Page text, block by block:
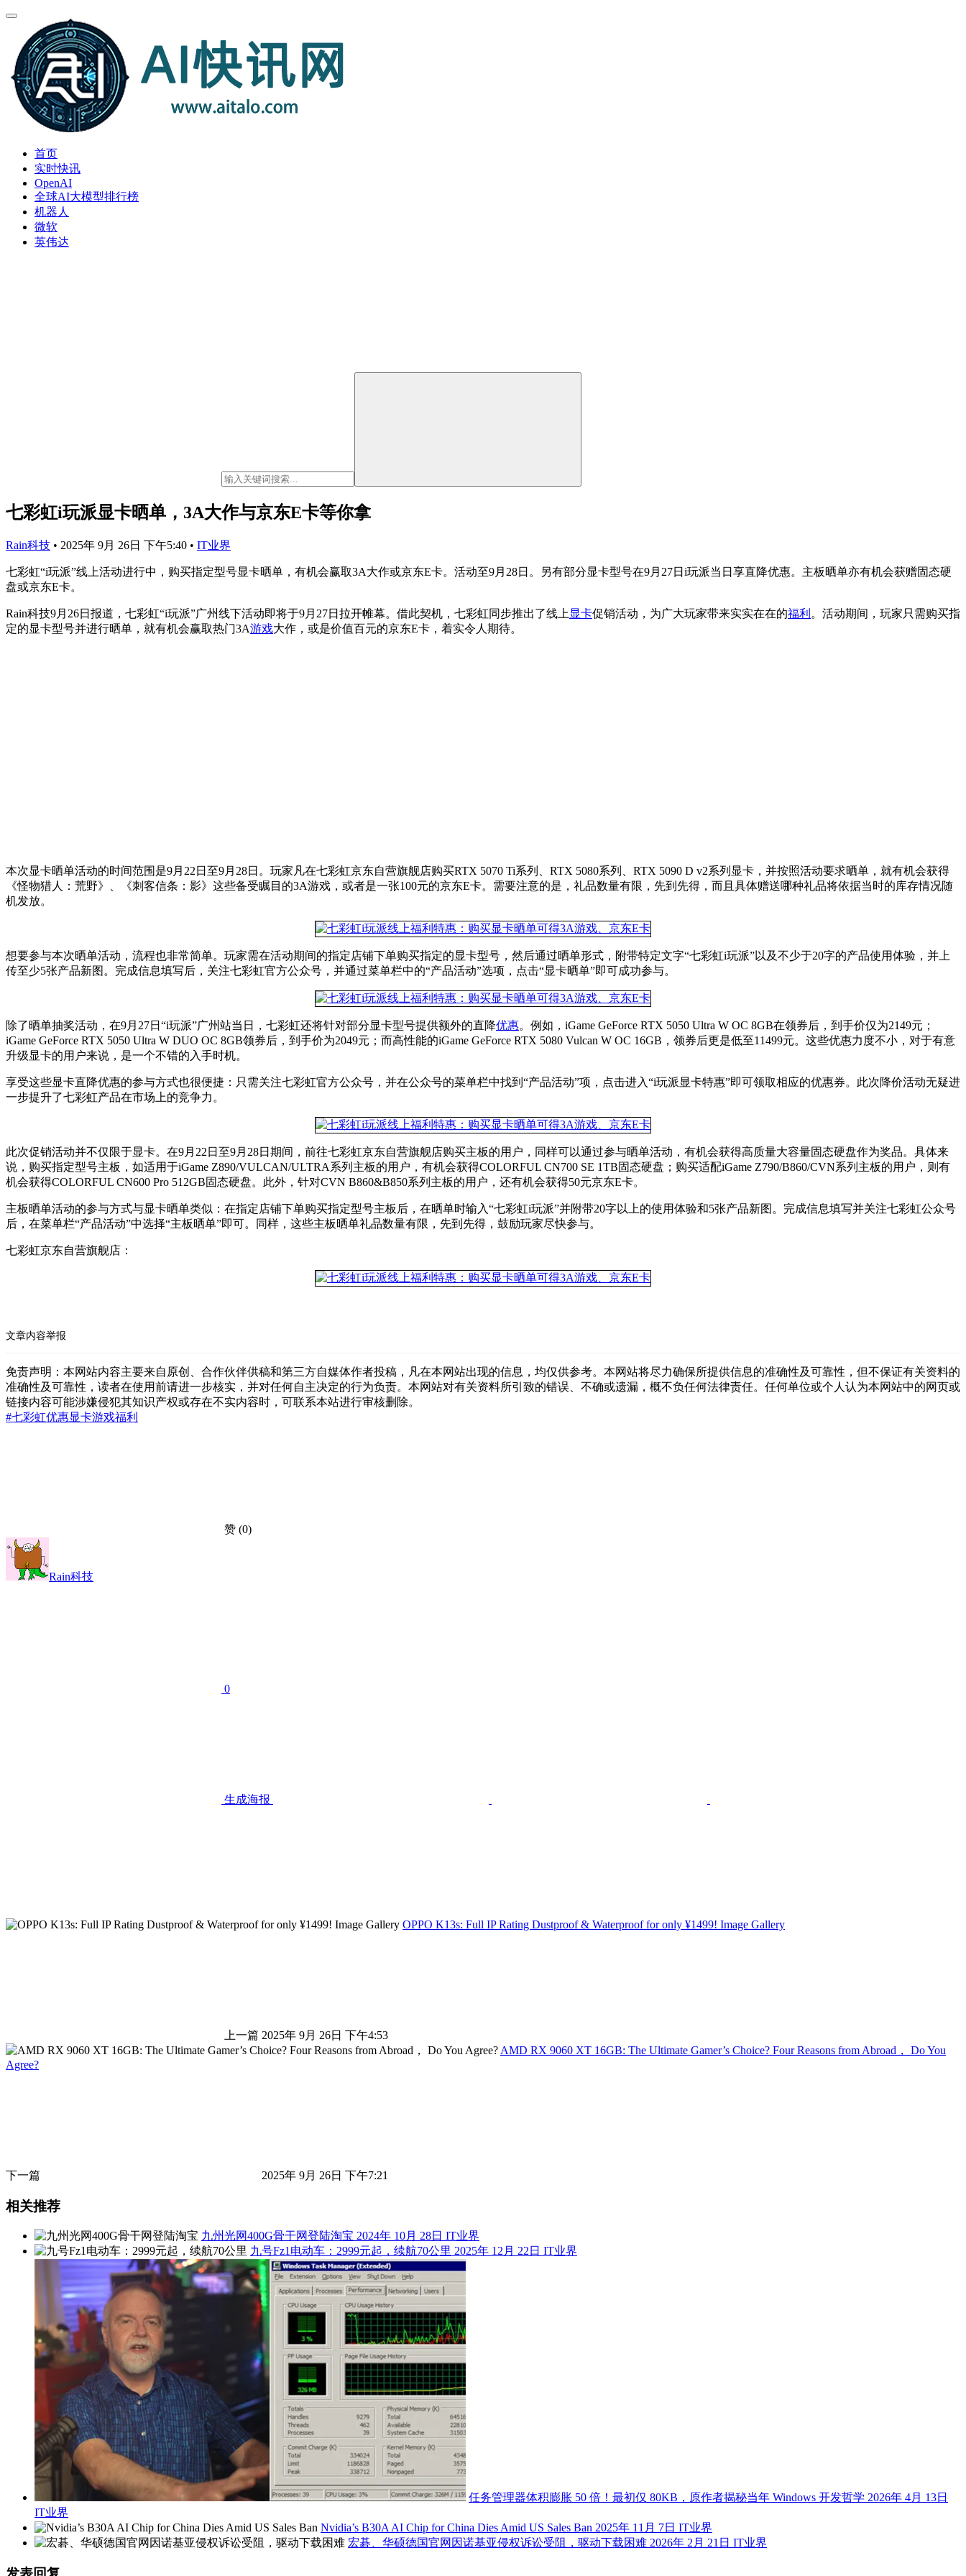
首页
实时快讯
OpenAI
全球AI大模型排行榜
机器人
微软
英伟达
七彩虹i玩派显卡晒单，3A大作与京东E卡等你拿
Rain科技 • 2025年 9月 26日 下午5:40 • IT业界
七彩虹“i玩派”线上活动进行中，购买指定型号显卡晒单，有机会赢取3A大作或京东E卡。活动至9月28日。另有部分显卡型号在9月27日i玩派当日享直降优惠。主板晒单亦有机会获赠固态硬
盘或京东E卡。
Rain科技9月26日报道，七彩虹“i玩派”广州线下活动即将于9月27日拉开帷幕。借此契机，七彩虹同步推出了线上 显卡促销活动，为广大玩家带来实实在在的福利 。活动期间，玩家只需购买指
定的显卡型号并进行晒单，就有机会赢取热门3A游戏大作，或是价值百元的京东E卡，着实令人期待。
本次显卡晒单活动的时间范围是9月22日至9月28日。玩家凡在七彩虹京东自营旗舰店购买RTX 5070 Ti系列、RTX 5080系列、RTX 5090 D v2系列显卡，并按照活动要求晒单，就有机会获得
《怪物猎人：荒野》、《刺客信条：影》这些备受瞩目的3A游戏，或者是一张100元的京东E卡。需要注意的是，礼品数量有限，先到先得，而且具体赠送哪种礼品将依据当时的库存情况随
机发放。
想要参与本次晒单活动，流程也非常简单。玩家需在活动期间的指定店铺下单购买指定的显卡型号，然后通过晒单形式，附带特定文字“七彩虹i玩派”以及不少于20字的产品使用体验，并上
传至少5张产品新图。完成信息填写后，关注七彩虹官方公众号，并通过菜单栏中的“产品活动”选项，点击“显卡晒单”即可成功参与。
除了晒单抽奖活动，在9月27日“i玩派”广州站当日，七彩虹还将针对部分显卡型号提供额外的直降优惠。例如，iGame GeForce RTX 5050 Ultra W OC 8GB在领券后，到手价仅为2149元；
iGame GeForce RTX 5050 Ultra W DUO OC 8GB领券后，到手价为2049元；而高性能的iGame GeForce RTX 5080 Vulcan W OC 16GB，领券后更是低至11499元。这些优惠力度不小，对于有意
升级显卡的用户来说，是一个不错的入手时机。
享受这些显卡直降优惠的参与方式也很便捷：只需关注七彩虹官方公众号，并在公众号的菜单栏中找到“产品活动”项，点击进入“i玩派显卡特惠”即可领取相应的优惠券。此次降价活动无疑进
一步提升了七彩虹产品在市场上的竞争力。
此次促销活动并不仅限于显卡。在9月22日至9月28日期间，前往七彩虹京东自营旗舰店购买主板的用户，同样可以通过参与晒单活动，有机会获得高质量大容量固态硬盘作为奖品。具体来
说，购买指定型号主板，如适用于iGame Z890/VULCAN/ULTRA系列主板的用户，有机会获得COLORFUL CN700 SE 1TB固态硬盘；购买适配iGame Z790/B860/CVN系列主板的用户，则有
机会获得COLORFUL CN600 Pro 512GB固态硬盘。此外，针对CVN B860&B850系列主板的用户，还有机会获得50元京东E卡。
主板晒单活动的参与方式与显卡晒单类似：在指定店铺下单购买指定型号主板后，在晒单时输入“七彩虹i玩派”并附带20字以上的使用体验和5张产品新图。完成信息填写并关注七彩虹公众号
后，在菜单栏“产品活动”中选择“主板晒单”即可。同样，这些主板晒单礼品数量有限，先到先得，鼓励玩家尽快参与。
七彩虹京东自营旗舰店：
文章内容举报
免责声明：本网站内容主要来自原创、合作伙伴供稿和第三方自媒体作者投稿，凡在本网站出现的信息，均仅供参考。本网站将尽力确保所提供信息的准确性及可靠性，但不保证有关资料的
准确性及可靠性，读者在使用前请进一步核实，并对任何自主决定的行为负责。本网站对有关资料所引致的错误、不确或遗漏，概不负任何法律责任。任何单位或个人认为本网站中的网页或
链接内容可能涉嫌侵犯其知识产权或存在不实内容时，可联系本站进行审核删除。
#七彩虹优惠显卡游戏福利
赞 (0)
Rain科技
0
生成海报
OPPO K13s: Full IP Rating Dustproof & Waterproof for only ¥1499! Image Gallery
上一篇 2025年 9月 26日 下午4:53
AMD RX 9060 XT 16GB: The Ultimate Gamer’s Choice? Four Reasons from Abroad， Do You
Agree?
下一篇 2025年 9月 26日 下午7:21
相关推荐
九州光网400G骨干网登陆淘宝 2024年 10月 28日 IT业界
九号Fz1电动车：2999元起，续航70公里 2025年 12月 22日 IT业界
任务管理器体积膨胀 50 倍！最初仅 80KB，原作者揭秘当年 Windows 开发哲学 2026年 4月 13日
IT业界
Nvidia’s B30A AI Chip for China Dies Amid US Sales Ban 2025年 11月 7日 IT业界
宏碁、华硕德国官网因诺基亚侵权诉讼受阻，驱动下载困难 2026年 2月 21日 IT业界